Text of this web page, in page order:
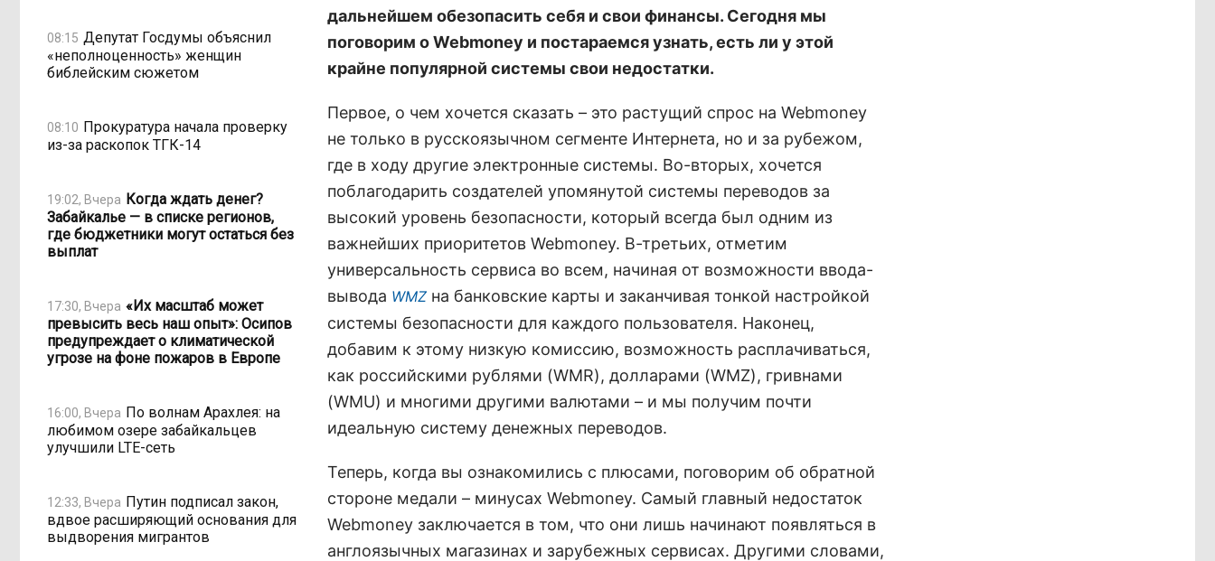
08:15 Депутат Госдумы объяснил
«неполноценность» женщин
библейским сюжетом
08:10 Прокуратура начала проверку
из-за раскопок ТГК-14
19:02, Вчера Когда ждать денег?
Забайкалье — в списке регионов,
где бюджетники могут остаться без
выплат
17:30, Вчера «Их масштаб может
превысить весь наш опыт»: Осипов
предупреждает о климатической
угрозе на фоне пожаров в Европе
16:00, Вчера По волнам Арахлея: на
любимом озере забайкальцев
улучшили LTE-сеть
12:33, Вчера Путин подписал закон,
вдвое расширяющий основания для
выдворения мигрантов
дальнейшем обезопасить себя и свои финансы. Сегодня мы
поговорим о Webmoney и постараемся узнать, есть ли у этой
крайне популярной системы свои недостатки.
Первое, о чем хочется сказать – это растущий спрос на Webmoney
не только в русскоязычном сегменте Интернета, но и за рубежом,
где в ходу другие электронные системы. Во-вторых, хочется
поблагодарить создателей упомянутой системы переводов за
высокий уровень безопасности, который всегда был одним из
важнейших приоритетов Webmoney. В-третьих, отметим
универсальность сервиса во всем, начиная от возможности ввода-
вывода WMZ на банковские карты и заканчивая тонкой настройкой
системы безопасности для каждого пользователя. Наконец,
добавим к этому низкую комиссию, возможность расплачиваться,
как российскими рублями (WMR), долларами (WMZ), гривнами
(WMU) и многими другими валютами – и мы получим почти
идеальную систему денежных переводов.
Теперь, когда вы ознакомились с плюсами, поговорим об обратной
стороне медали – минусах Webmoney. Самый главный недостаток
Webmoney заключается в том, что они лишь начинают появляться в
англоязычных магазинах и зарубежных сервисах. Другими словами,